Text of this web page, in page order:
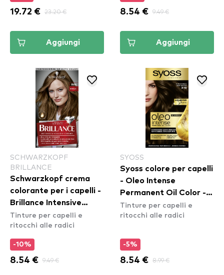
19.72 € 23.20 €
Aggiungi
8.54 € 9.49 €
Aggiungi
SCHWARZKOPF
BRILLANCE
Schwarzkopf crema
colorante per i capelli -
Brillance Intensive
Color Cream - 864
Fawn
Tinture per capelli e
ritocchi alle radici
-10%
8.54 € 9.49 €
SYOSS
Syoss colore per capelli
- Oleo Intense
Permanent Oil Color -
3-10 Deep Brown
Tinture per capelli e
ritocchi alle radici
-5%
8.54 € 8.99 €